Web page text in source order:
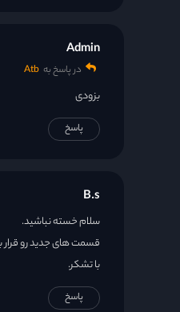
Admin
در پاسخ به Atb
بزودی
پاسخ
B.s
سلام خسته نباشید.
قسمت های جدید رو قرار
با تشکر.
پاسخ